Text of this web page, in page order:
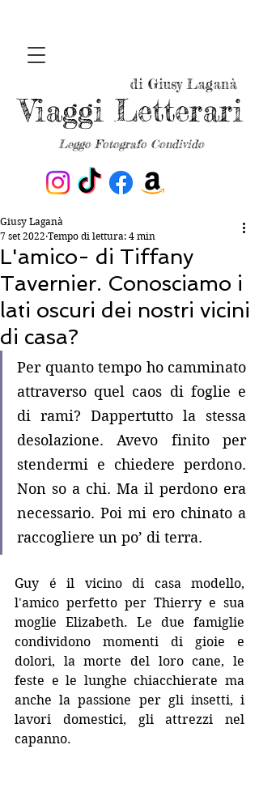
Leggo Fotografo Condivido
Viaggi Letterari
di Giusy Laganà
L'amico- di Tiffany
Tavernier. Conosciamo i
lati oscuri dei nostri vicini
di casa?
Giusy Laganà
7 set 2022 Tempo di lettura: 4 min
Per quanto tempo ho camminato
attraverso quel caos di foglie e
di rami? Dappertutto la stessa
desolazione. Avevo finito per
stendermi e chiedere perdono.
Non so a chi. Ma il perdono era
necessario. Poi mi ero chinato a
raccogliere un po’ di terra.
Guy é il vicino di casa modello,
l'amico perfetto per Thierry e sua
moglie Elizabeth. Le due famiglie
condividono momenti di gioie e
dolori, la morte del loro cane, le
feste e le lunghe chiacchierate ma
anche la passione per gli insetti, i
lavori domestici, gli attrezzi nel
capanno.